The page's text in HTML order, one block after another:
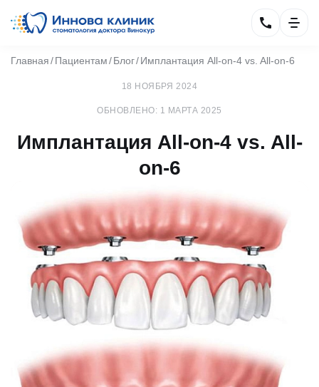
Главная Пациентам Блог Имплантация All-on-4 vs. All-on-6
18 НОЯБРЯ 2024
ОБНОВЛЕНО: 1 МАРТА 2025
Имплантация All-on-4 vs. All-
on-6